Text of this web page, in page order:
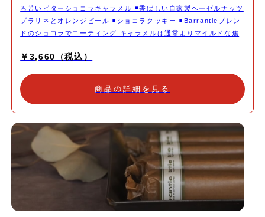
ろ苦いビターショコラキャラメル ◾️香ばしい自家製ヘーゼルナッツ
プラリネとオレンジピール ◾️ショコラクッキー ◾️Barrantieブレン
ドのショコラでコーティング キャラメルは通常よりマイルドな焦
を加え深みのある味わいに。 ヘーゼルナッツのプラリネは、皮ご
チョコレートと合わせオレンジのコンフィを加え食感アクセント
に。 ショコラのクッキーでカカオを力強く感じる濃厚な仕上がり
方をお愉しみください。 深煎りのコーヒーや紅茶と一緒にいただ
いたり。 ワインなどお酒を飲みながらちびちび食べていただくの
もお勧めです。 1本ずつキャラメル包みを施し帯シールを貼ってお
届けいたします。
￥3,660（税込）
商品の詳細を見る